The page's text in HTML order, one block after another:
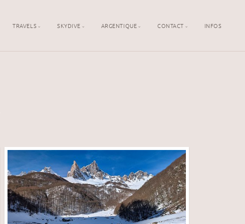
TRAVELS SKYDIVE ARGENTIQUE CONTACT INFOS